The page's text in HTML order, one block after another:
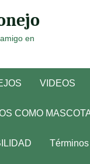
en
VIDEOS
COMO